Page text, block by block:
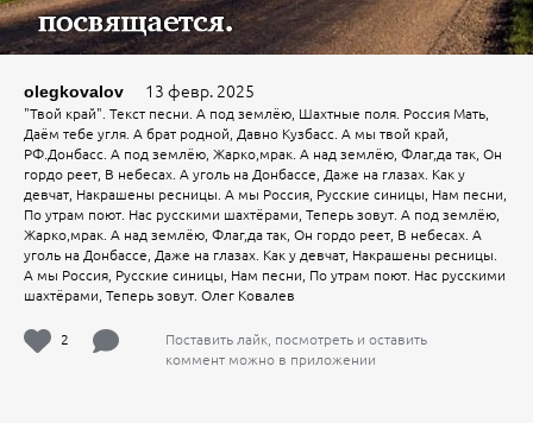
olegkovalov 13 февр. 2025
"Твой край". Текст песни. А под землёю, Шахтные поля. Россия Мать,
Даём тебе угля. А брат родной, Давно Кузбасс. А мы твой край,
РФ.Донбасс. А под землёю, Жарко,мрак. А над землёю, Флаг,да так, Он
гордо реет, В небесах. А уголь на Донбассе, Даже на глазах. Как у
девчат, Накрашены ресницы. А мы Россия, Русские синицы, Нам песни,
По утрам поют. Нас русскими шахтёрами, Теперь зовут. А под землёю,
Жарко,мрак. А над землёю, Флаг,да так, Он гордо реет, В небесах. А
уголь на Донбассе, Даже на глазах. Как у девчат, Накрашены ресницы.
А мы Россия, Русские синицы, Нам песни, По утрам поют. Нас русскими
шахтёрами, Теперь зовут. Олег Ковалев
2
Поставить лайк, посмотреть и оставить
коммент можно в приложении